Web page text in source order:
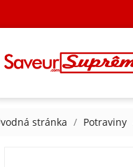
stránka Potraviny